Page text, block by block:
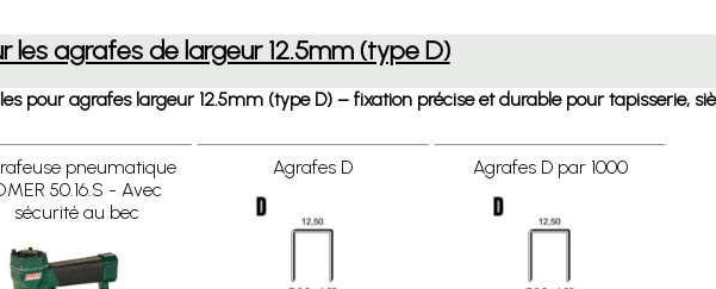
les agrafes de largeur 12.5mm (type D)
pour agrafes largeur 12.5mm (type D) – fixation précise et durable pour tapisserie,
pneumatique
50.16.S - Avec
sécurité au bec
Agrafes D Agrafes D par 1000